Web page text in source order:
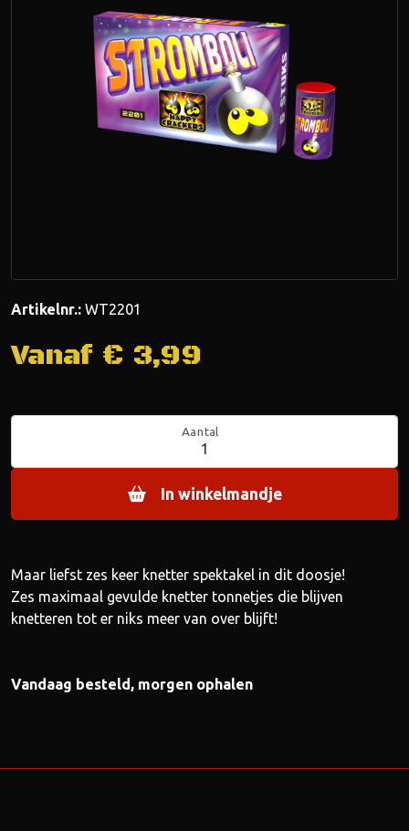
Artikelnr.: WT2201
Vanaf € 3,99
Aantal
In winkelmandje
Maar liefst zes keer knetter spektakel in dit doosje!
Zes maximaal gevulde knetter tonnetjes die blijven
knetteren tot er niks meer van over blijft!
Vandaag besteld, morgen ophalen